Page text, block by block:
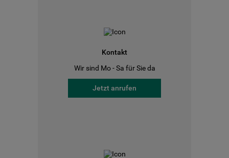
Kontakt
Wir sind Mo - Sa für Sie da
Jetzt anrufen